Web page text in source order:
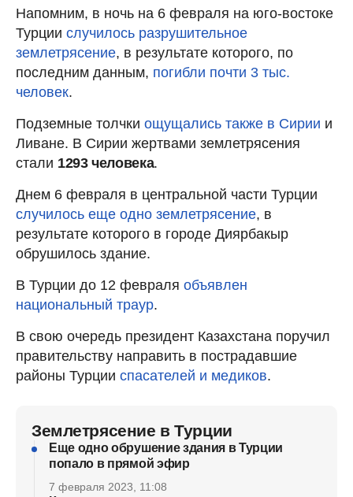
Напомним, в ночь на 6 февраля на юго-востоке
Турции случилось разрушительное
землетрясение, в результате которого, по
последним данным, погибли почти 3 тыс.
человек.
Подземные толчки ощущались также в Сирии и
Ливане. В Сирии жертвами землетрясения
стали 1293 человека.
Днем 6 февраля в центральной части Турции
случилось еще одно землетрясение, в
результате которого в городе Диярбакыр
обрушилось здание.
В Турции до 12 февраля объявлен
национальный траур.
В свою очередь президент Казахстана поручил
правительству направить в пострадавшие
районы Турции спасателей и медиков.
Землетрясение в Турции
Еще одно обрушение здания в Турции
попало в прямой эфир
7 февраля 2023, 11:08